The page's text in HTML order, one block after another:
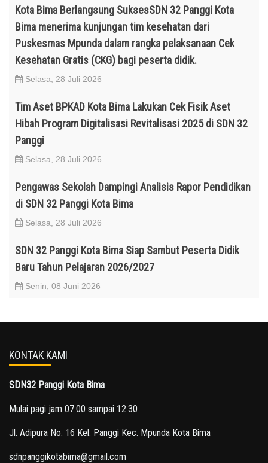
Kota Bima Berlangsung SuksesSDN 32 Panggi Kota
Bima menerima kunjungan tim kesehatan dari
Puskesmas Mpunda dalam rangka pelaksanaan Cek
Kesehatan Gratis (CKG) bagi peserta didik.
Selasa, 28 Juli 2026
Tim Aset BPKAD Kota Bima Lakukan Cek Fisik Aset
Hibah Program Digitalisasi Revitalisasi 2025 di SDN 32
Panggi
Selasa, 28 Juli 2026
Pengawas Sekolah Dampingi Analisis Rapor Pendidikan
di SDN 32 Panggi Kota Bima
Selasa, 28 Juli 2026
SDN 32 Panggi Kota Bima Siap Sambut Peserta Didik
Baru Tahun Pelajaran 2026/2027
Senin, 08 Juni 2026
KONTAK KAMI
SDN32 Panggi Kota Bima
Mulai pagi jam 07.00 sampai 12.30
Jl. Adipura No. 16 Kel. Panggi Kec. Mpunda Kota Bima
sdnpanggikotabima@gmail.com